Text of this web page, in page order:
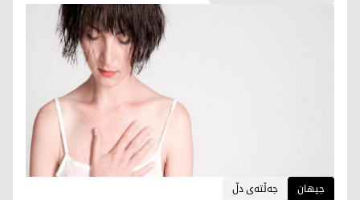
جیهان جەڵتەی دڵ